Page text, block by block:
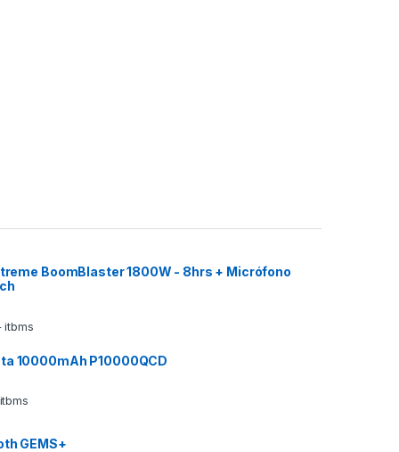
BoomBlaster 1800W - 8hrs + Micrófono
itbms
10000mAh P10000QCD
GEMS+